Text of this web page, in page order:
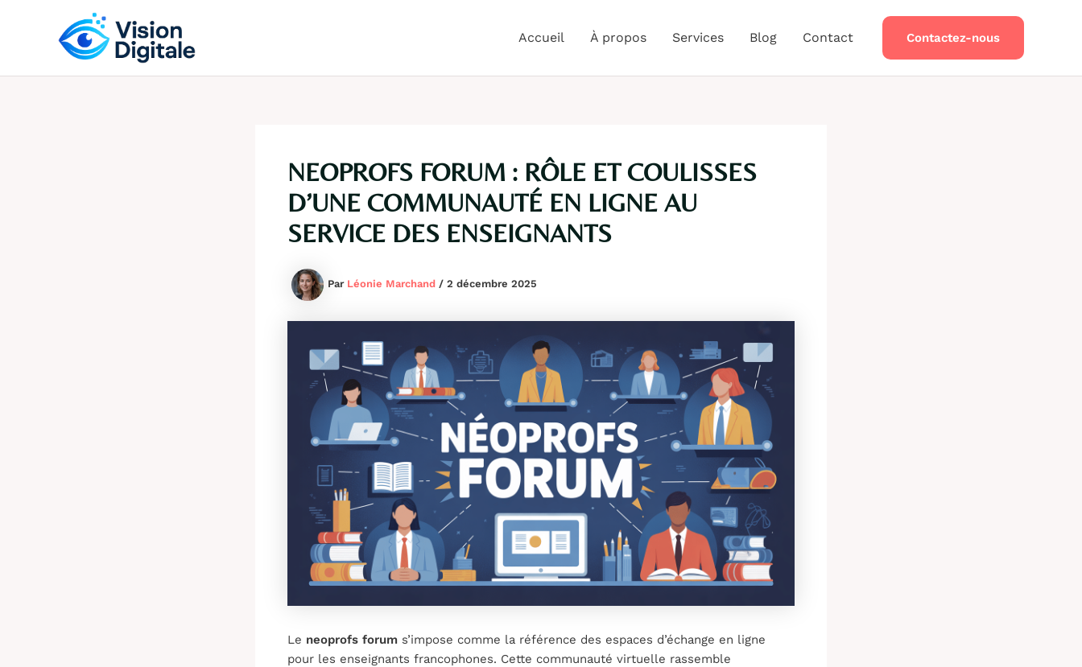
Accueil À propos Services Blog Contact Contactez-nous
NEOPROFS FORUM : RÔLE ET COULISSES
D’UNE COMMUNAUTÉ EN LIGNE AU
SERVICE DES ENSEIGNANTS
Par Léonie Marchand / 2 décembre 2025
Le neoprofs forum s’impose comme la référence des espaces d’échange en ligne
pour les enseignants francophones. Cette communauté virtuelle rassemble